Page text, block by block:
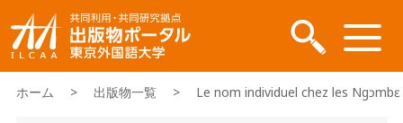
ホーム > 出版物一覧 > Le nom individuel chez les Ngɔmbɛ